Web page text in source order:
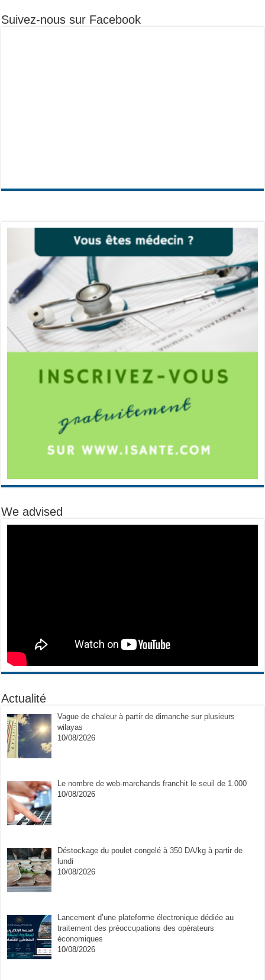
Suivez-nous sur Facebook
We advised
Actualité
Vague de chaleur à partir de dimanche sur plusieurs
wilayas
10/08/2026
Le nombre de web-marchands franchit le seuil de 1.000
10/08/2026
Déstockage du poulet congelé à 350 DA/kg à partir de
lundi
10/08/2026
Lancement d’une plateforme électronique dédiée au
traitement des préoccupations des opérateurs
économiques
10/08/2026